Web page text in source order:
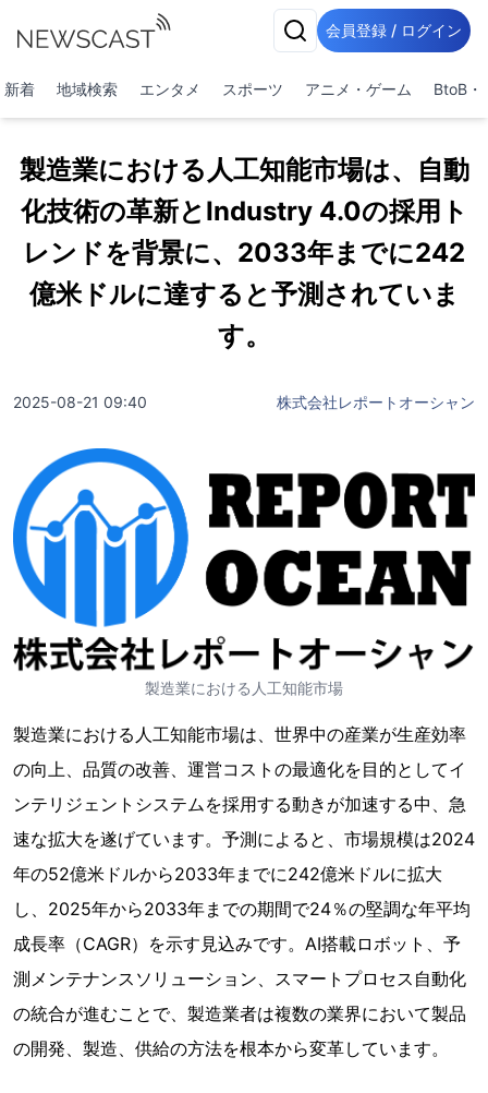
会員登録 / ログイン
新着 地域検索 エンタメ スポーツ アニメ・ゲーム BtoB・
製造業における人工知能市場は、自動
化技術の革新とIndustry 4.0の採用ト
レンドを背景に、2033年までに242
億米ドルに達すると予測されていま
す。
2025-08-21 09:40 株式会社レポートオーシャン
製造業における人工知能市場
製造業における人工知能市場は、世界中の産業が生産効率
の向上、品質の改善、運営コストの最適化を目的としてイ
ンテリジェントシステムを採用する動きが加速する中、急
速な拡大を遂げています。予測によると、市場規模は2024
年の52億米ドルから2033年までに242億米ドルに拡大
し、2025年から2033年までの期間で24％の堅調な年平均
成長率（CAGR）を示す見込みです。AI搭載ロボット、予
測メンテナンスソリューション、スマートプロセス自動化
の統合が進むことで、製造業者は複数の業界において製品
の開発、製造、供給の方法を根本から変革しています。